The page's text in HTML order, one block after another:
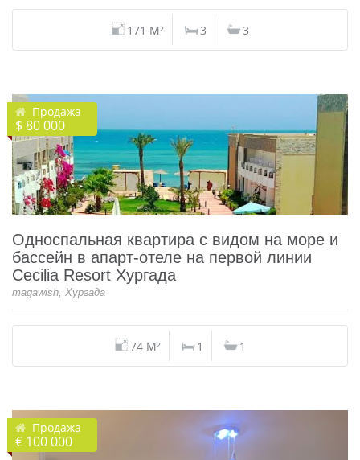
171 M² 3 3
Продажа
$ 80 000
Односпальная квартира с видом на море и
бассейн в апарт-отеле на первой линии
Cecilia Resort Хургада
magawish, Хургада
74 M² 1 1
Продажа
€ 100 000